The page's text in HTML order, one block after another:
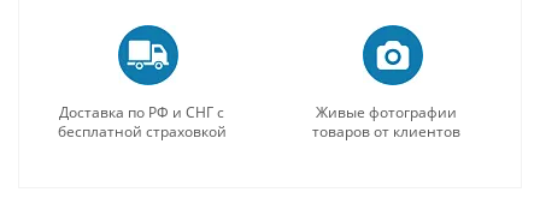
Доставка по РФ и СНГ с
бесплатной страховкой
Живые фотографии
товаров от клиентов